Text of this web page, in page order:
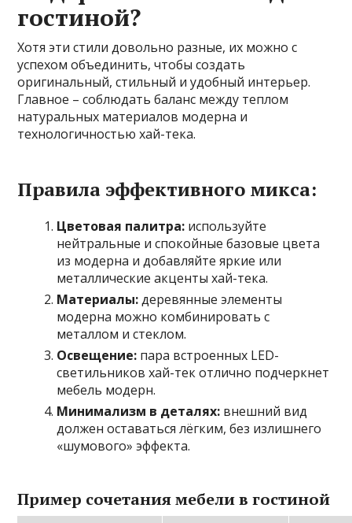
гостиной?
Хотя эти стили довольно разные, их можно с
успехом объединить, чтобы создать
оригинальный, стильный и удобный интерьер.
Главное – соблюдать баланс между теплом
натуральных материалов модерна и
технологичностью хай-тека.
Правила эффективного микса:
Цветовая палитра: используйте
нейтральные и спокойные базовые цвета
из модерна и добавляйте яркие или
металлические акценты хай-тека.
Материалы:деревянные элементы
модерна можно комбинировать с
металлом и стеклом.
Освещение: пара встроенных LED-
светильников хай-тек отлично подчеркнет
мебель модерн.
Минимализм в деталях: внешний вид
должен оставаться лёгким, без излишнего
«шумового» эффекта.
Пример сочетания мебели в гостиной